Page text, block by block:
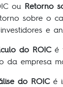
ou Retorno
sobre o
e
do ROICé
da empresa
do ROICé